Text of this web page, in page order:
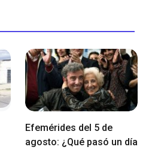
Efemérides del 5 de
agosto: ¿Qué pasó un día